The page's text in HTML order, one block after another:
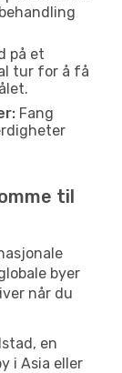
på et
tur for å få
Fang
til
byer
når du
en
i Asia eller